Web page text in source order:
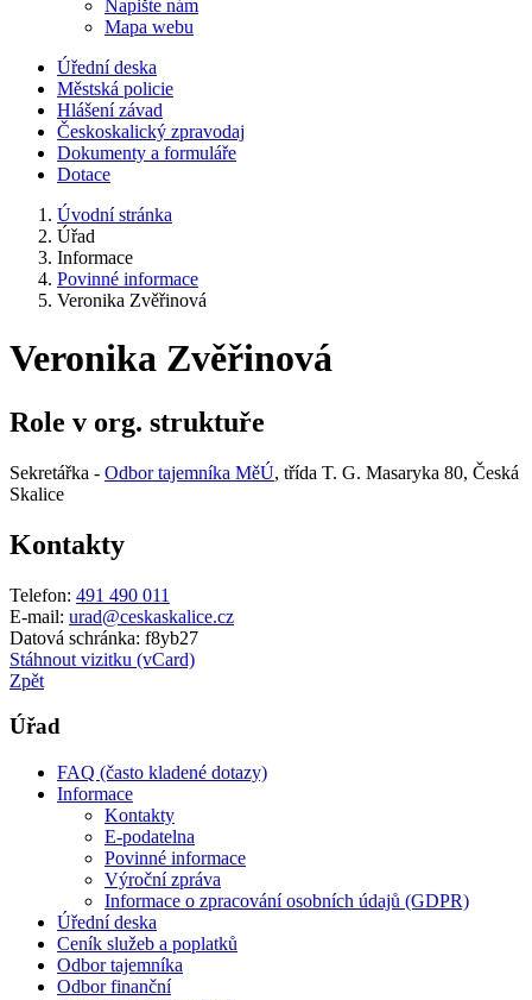
Napište nám
Mapa webu
Úřední deska
Městská policie
Hlášení závad
Českoskalický zpravodaj
Dokumenty a formuláře
Dotace
Úvodní stránka
Úřad
Informace
Povinné informace
Veronika Zvěřinová
Veronika Zvěřinová
Role v org. struktuře
Sekretářka - Odbor tajemníka MěÚ, třída T. G. Masaryka 80, Česká
Skalice
Kontakty
Telefon: 491 490 011
E-mail: urad@ceskaskalice.cz
Datová schránka: f8yb27
Stáhnout vizitku (vCard)
Zpět
Úřad
FAQ (často kladené dotazy)
Informace
Kontakty
E-podatelna
Povinné informace
Výroční zpráva
Informace o zpracování osobních údajů (GDPR)
Úřední deska
Ceník služeb a poplatků
Odbor tajemníka
Odbor finanční